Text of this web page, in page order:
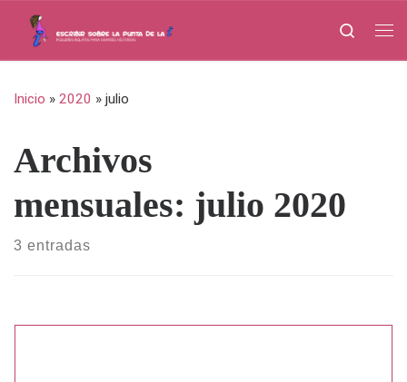
Saltar al contenido
Search
Inicio » 2020 » julio
Archivos
mensuales: julio 2020
3 entradas